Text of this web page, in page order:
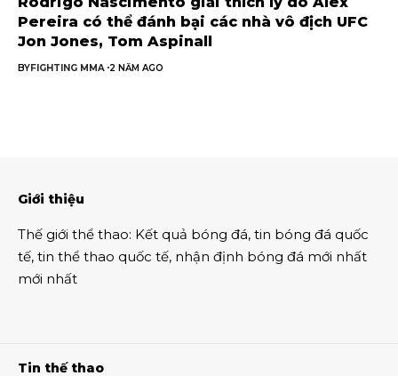
Pereira có thể đánh bại các nhà vô địch UFC
Jon Jones, Tom Aspinall
BYFIGHTING MMA 2 NĂM AGO
Giới thiệu
Thế giới thể thao: Kết quả bóng đá, tin bóng đá quốc
tế, tin thể thao quốc tế, nhận định bóng đá mới nhất
mới nhất
Tin thế thao